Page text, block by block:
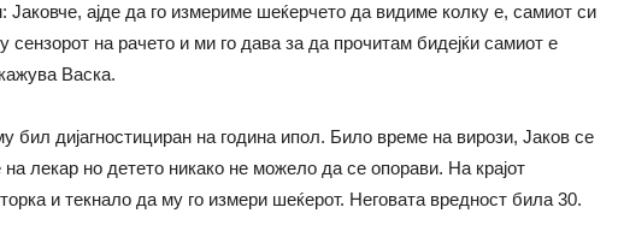
Јаковче, ајде да го измериме шеќерчето да видиме колку е, самиот си
сензорот на рачето и ми го дава за да прочитам бидејќи самиот е
Васка.
бил дијагностициран на година ипол. Било време на вирози, Јаков се
лекар но детето никако не можело да се опорави. На крајот
и текнало да му го измери шеќерот. Неговата вредност била 30.